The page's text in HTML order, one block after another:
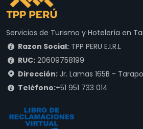
Servicios de Turismo y Hotelería en
Razon Social:TPP PERU E.I.R.L
RUC:20609758199
Dirección:Jr. Lamas 165B -
Teléfono:+51 951 733 014